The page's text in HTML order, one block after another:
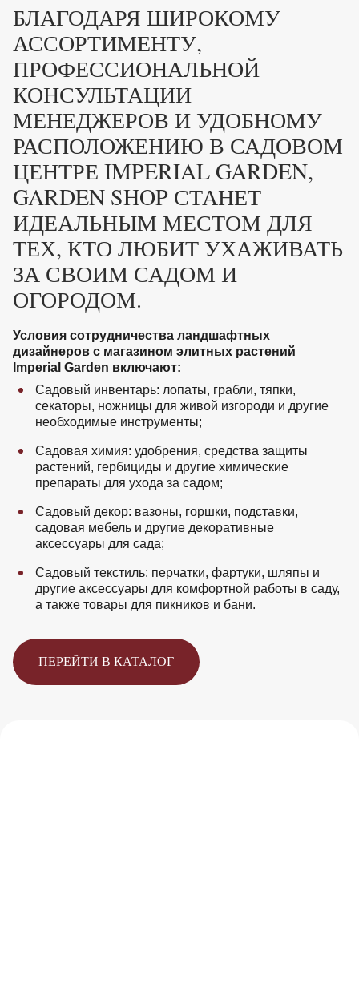
БЛАГОДАРЯ ШИРОКОМУ
АССОРТИМЕНТУ,
ПРОФЕССИОНАЛЬНОЙ
КОНСУЛЬТАЦИИ
МЕНЕДЖЕРОВ И УДОБНОМУ
РАСПОЛОЖЕНИЮ В САДОВОМ
ЦЕНТРЕ IMPERIAL GARDEN,
GARDEN SHOP СТАНЕТ
ИДЕАЛЬНЫМ МЕСТОМ ДЛЯ
ТЕХ, КТО ЛЮБИТ УХАЖИВАТЬ
ЗА СВОИМ САДОМ И
ОГОРОДОМ.
Условия сотрудничества ландшафтных
дизайнеров с магазином элитных растений
Imperial Garden включают:
Садовый инвентарь: лопаты, грабли, тяпки,
секаторы, ножницы для живой изгороди и другие
необходимые инструменты;
Садовая химия: удобрения, средства защиты
растений, гербициды и другие химические
препараты для ухода за садом;
Садовый декор: вазоны, горшки, подставки,
садовая мебель и другие декоративные
аксессуары для сада;
Садовый текстиль: перчатки, фартуки, шляпы и
другие аксессуары для комфортной работы в саду,
а также товары для пикников и бани.
ПЕРЕЙТИ В КАТАЛОГ